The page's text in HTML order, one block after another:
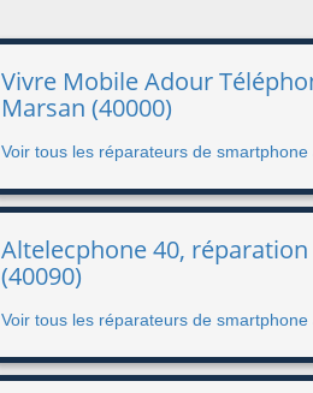
Vivre Mobile Adour
Marsan (40000)
Voir tous les réparateurs de
Altelecphone 40,
(40090)
Voir tous les réparateurs de